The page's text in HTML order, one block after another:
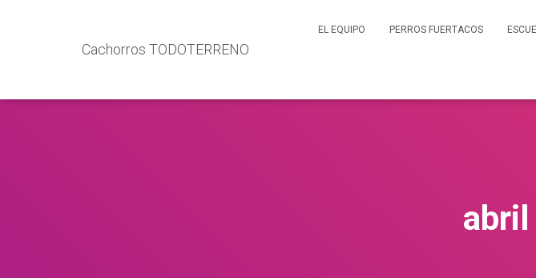
Cachorros TODOTERRENO
EL EQUIPO PERROS FUERTACOS
abril